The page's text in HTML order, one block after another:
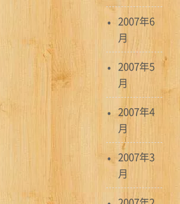
2007年6
月
2007年5
月
2007年4
月
2007年3
月